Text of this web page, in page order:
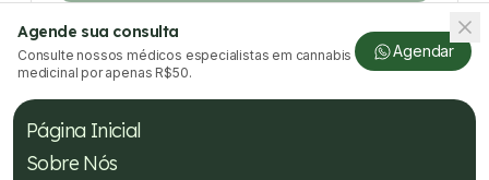
Agende sua consulta
Consulte nossos médicos especialistas em cannabis
medicinal por apenas R$50.
Agendar
Página Inicial
Sobre Nós